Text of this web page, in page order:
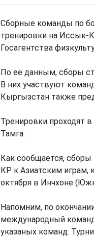
Сборные команды по
тренировки на Иссык-
Госагентства
По ее данным, сборы
В них участвуют
Кыргызстан также
Тренировки проходят
Тамга.
Как сообщается, сборы
КР к Азиатским играм,
октября в Инчхоне
Напомним, по
международный
указаных команд.